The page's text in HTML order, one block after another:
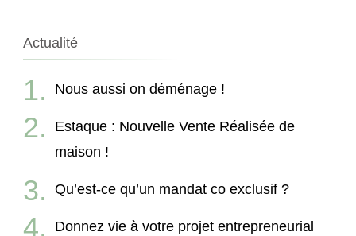
Actualité
Nous aussi on déménage !
Estaque : Nouvelle Vente Réalisée de
maison !
Qu’est-ce qu’un mandat co exclusif ?
Donnez vie à votre projet entrepreneurial